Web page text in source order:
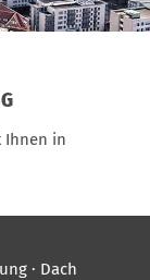
Ihnen in
· Dach